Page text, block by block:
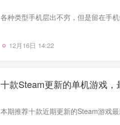
12月16日 14:22
十款Steam更新的单机游戏，